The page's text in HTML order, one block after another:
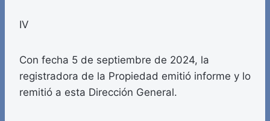
IV
Con fecha 5 de septiembre de 2024, la
registradora de la Propiedad emitió informe y lo
remitió a esta Dirección General.